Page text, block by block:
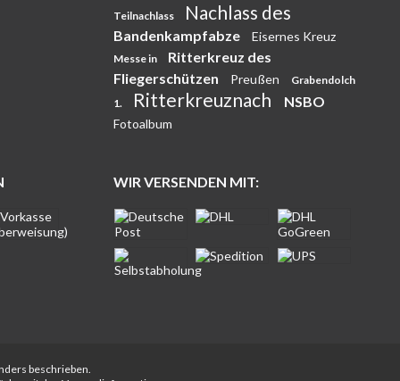
Teilnachlass Nachlass des
Bandenkampfabze Eisernes Kreuz
Messe in
Ritterkreuz des
Fliegerschützen
Preußen
Grabendolch
1.
Ritterkreuznach NSBO
Fotoalbum
WIR VERSENDEN MIT:
beschrieben.